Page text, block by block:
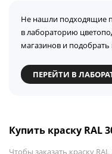
Не нашли подходящие
в лабораторию
магазинов и
ПЕРЕЙТИ В
Купить краску RAL
Чтобы заказать краску